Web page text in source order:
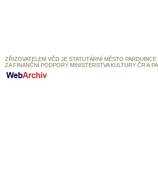
ZŘIZOVATELEM VČD JE STATUTÁRNÍ MĚSTO PARDUBICE
ZA FINANČNÍ PODPORY MINISTERSTVA KULTURY ČR A